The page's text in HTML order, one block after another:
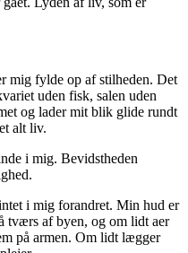
mig fylde op af stilheden. Det
uden fisk, salen uden
og lader mit blik glide rundt
alt liv.
i mig. Bevidstheden
i mig forandret. Min hud er
tværs af byen, og om lidt aer
på armen. Om lidt lægger